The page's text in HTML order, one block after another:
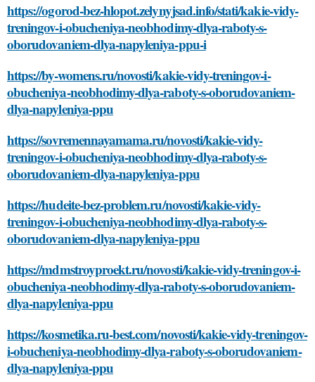
https://ogorod-bez-hlopot.zelynyjsad.info/stati/kakie-vidy-
treningov-i-obucheniya-neobhodimy-dlya-raboty-s-
oborudovaniem-dlya-napyleniya-ppu-i
https://by-womens.ru/novosti/kakie-vidy-treningov-i-
obucheniya-neobhodimy-dlya-raboty-s-oborudovaniem-
dlya-napyleniya-ppu
https://sovremennayamama.ru/novosti/kakie-vidy-
treningov-i-obucheniya-neobhodimy-dlya-raboty-s-
oborudovaniem-dlya-napyleniya-ppu
https://hudeite-bez-problem.ru/novosti/kakie-vidy-
treningov-i-obucheniya-neobhodimy-dlya-raboty-s-
oborudovaniem-dlya-napyleniya-ppu
https://mdmstroyproekt.ru/novosti/kakie-vidy-treningov-i-
obucheniya-neobhodimy-dlya-raboty-s-oborudovaniem-
dlya-napyleniya-ppu
https://kosmetika.ru-best.com/novosti/kakie-vidy-treningov-
i-obucheniya-neobhodimy-dlya-raboty-s-oborudovaniem-
dlya-napyleniya-ppu